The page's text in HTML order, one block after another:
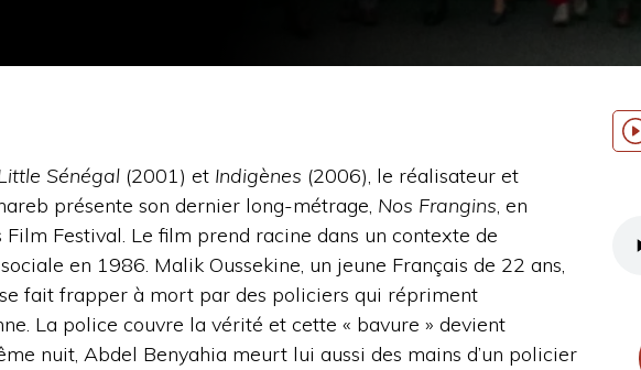
Sénégal (2001) et Indigènes (2006), le réalisateur et
présente son dernier long-métrage, Nos Frangins, en
Festival. Le film prend racine dans un contexte de
en 1986. Malik Oussekine, un jeune Français de 22 ans,
fait frapper à mort par des policiers qui répriment
La police couvre la vérité et cette « bavure » devient
nuit, Abdel Benyahia meurt lui aussi des mains d’un policier